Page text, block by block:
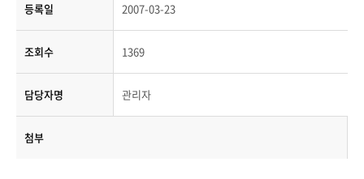
등록일 2007-03-23
조회수 1369
담당자명 관리자
첨부